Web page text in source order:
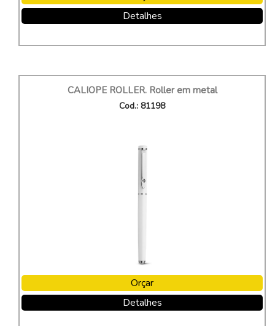
Detalhes
CALIOPE ROLLER. Roller em metal
Cod.: 81198
Orçar
Detalhes